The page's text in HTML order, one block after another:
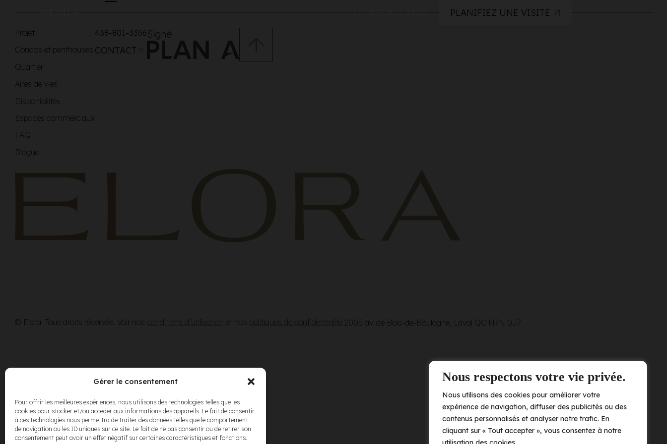
Nous respectons votre vie privée.
Nous utilisons des cookies pour améliorer votre
expérience de navigation, diffuser des publicités ou des
contenus personnalisés et analyser notre trafic. En
cliquant sur « Tout accepter », vous consentez à notre
Gérer le consentement
Pour offrir les meilleures expériences, nous utilisons des technologies telles que les
cookies pour stocker et/ou accéder aux informations des appareils. Le fait de consentir
à ces technologies nous permettra de traiter des données telles que le comportement
de navigation ou les ID uniques sur ce site. Le fait de ne pas consentir ou de retirer son
consentement peut avoir un effet négatif sur certaines caractéristiques et fonctions.
MENU PLANIFIEZ UNE VISITE
Projet
Condos et penthouses
Quartier
Aires de vies
Disponibilités
Espaces commerciaux
FAQ
Blogue
438-801-3356
CONTACT
Signé
© Elora. Tous droits réservés. Voir nos conditions d’utilisation et nos politiques de confidentialité 2005 av. de Bois-de-Boulogne, Laval QC H7N 0J7